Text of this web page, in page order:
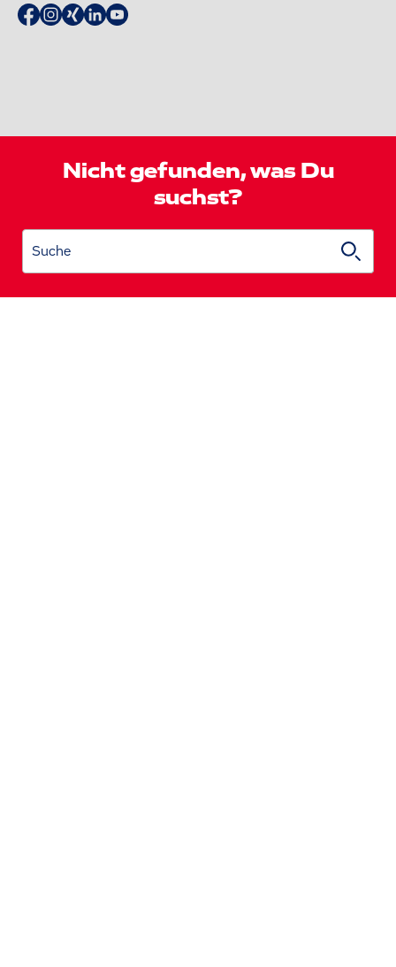
Nicht gefunden, was Du
suchst?
Suche